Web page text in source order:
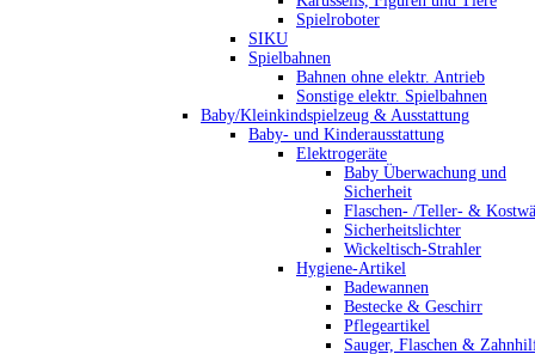
Spielroboter
SIKU
Spielbahnen
Bahnen ohne elektr. Antrieb
Sonstige elektr. Spielbahnen
Baby/Kleinkindspielzeug & Ausstattung
Baby- und Kinderausstattung
Elektrogeräte
Baby Überwachung und
Sicherheit
Flaschen- /Teller- &
Sicherheitslichter
Wickeltisch-Strahler
Hygiene-Artikel
Badewannen
Bestecke & Geschirr
Pflegeartikel
Sauger, Flaschen &